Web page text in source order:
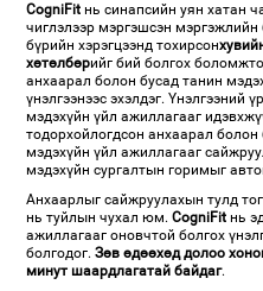
CogniFit нь синапсийн уян хатан
чиглэлээр мэргэшсэн мэргэжлийн
бүрийн хэрэгцээнд тохирсон
хөтөлбөрийг бий болгох
анхаарал болон бусад танин
үнэлгээнээс эхэлдэг. Үнэлгээний
мэдэхүйн үйл ажиллагааг
тодорхойлогдсон анхаарал
мэдэхүйн үйл ажиллагааг
мэдэхүйн сургалтын горимыг
Анхаарлыг сайжруулахын тулд
нь туйлын чухал юм.CogniFit нь
ажиллагааг оновчтой болгох
болгодог.Зөв өдөөхөд долоо
минут шаардлагатай байдаг.